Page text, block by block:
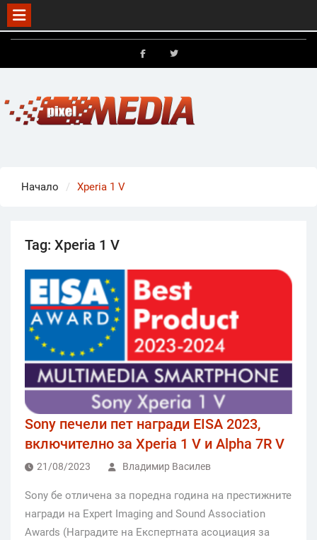
Skip
Начало Xperia 1 V
Tag: Xperia 1 V
Sony печели пет награди EISA 2023,
включително за Xperia 1 V и Alpha 7R V
21/08/2023 Владимир Василев
Sony бе отличена за поредна година на престижните
награди на Expert Imaging and Sound Association
Awards (Наградите на Експертната асоциация за